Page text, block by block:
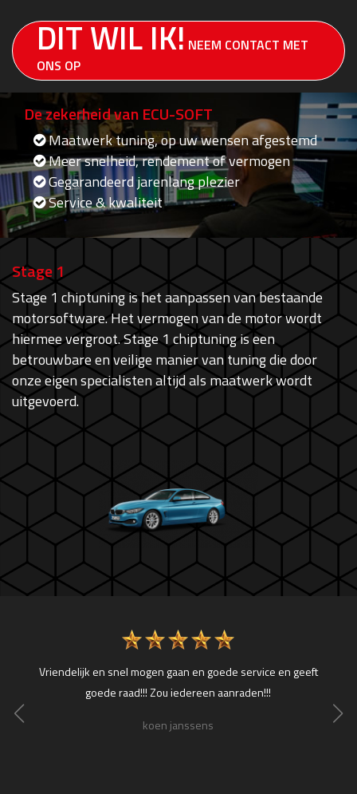
DIT WIL IK! NEEM CONTACT MET
ONS OP
De zekerheid van ECU-SOFT
Maatwerk tuning, op uw wensen afgestemd
Meer snelheid, rendement of vermogen
Gegarandeerd jarenlang plezier
Service & kwaliteit
Stage 1
Stage 1 chiptuning is het aanpassen van bestaande
motorsoftware. Het vermogen van de motor wordt
hiermee vergroot. Stage 1 chiptuning is een
betrouwbare en veilige manier van tuning die door
onze eigen specialisten altijd als maatwerk wordt
uitgevoerd.
Vriendelijk en snel mogen gaan en goede service en geeft
goede raad!!! Zou iedereen aanraden!!!
koen janssens
een